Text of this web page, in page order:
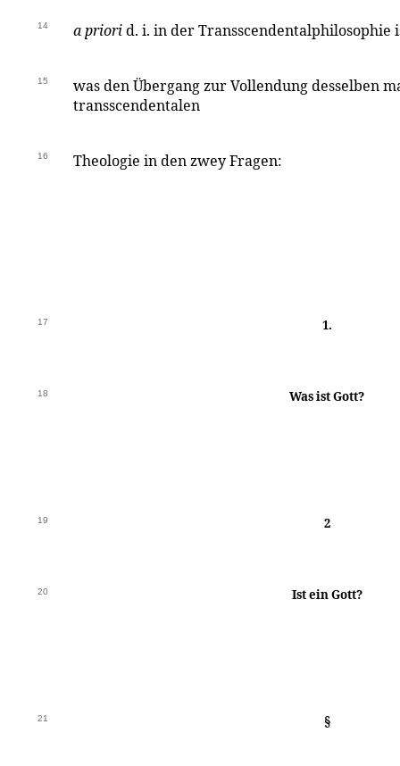
14 a priorid. i. in der Transscendentalphilosophie
15
was den Übergang zur Vollendung desselben
transscendentalen
16 Theologie in den zwey Fragen:
17 1.
18 Was ist Gott?
19 2
20 Ist ein Gott?
21 §